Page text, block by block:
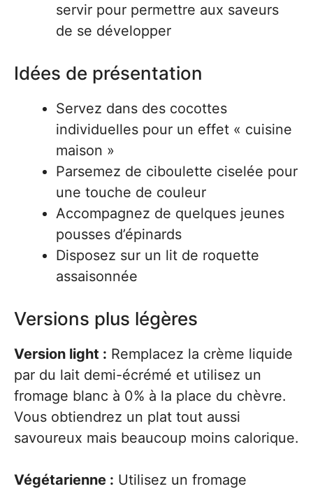
servir pour permettre aux saveurs
de se développer
Idées de présentation
Servez dans des cocottes
individuelles pour un effet « cuisine
maison »
Parsemez de ciboulette ciselée pour
une touche de couleur
Accompagnez de quelques jeunes
pousses d’épinards
Disposez sur un lit de roquette
assaisonnée
Versions plus légères
Version light : Remplacez la crème liquide
par du lait demi-écrémé et utilisez un
fromage blanc à 0% à la place du chèvre.
Vous obtiendrez un plat tout aussi
savoureux mais beaucoup moins calorique.
Végétarienne : Utilisez un fromage